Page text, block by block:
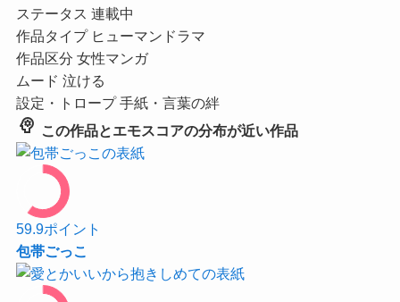
ステータス 連載中
作品タイプ ヒューマンドラマ
作品区分 女性マンガ
ムード 泣ける
設定・トロープ 手紙・言葉の絆
psychology この作品とエモスコアの分布が近い作品
59.9ポイント
包帯ごっこ